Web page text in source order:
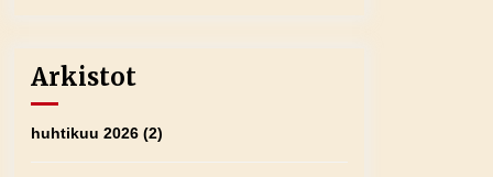
Arkistot
huhtikuu 2026 (2)